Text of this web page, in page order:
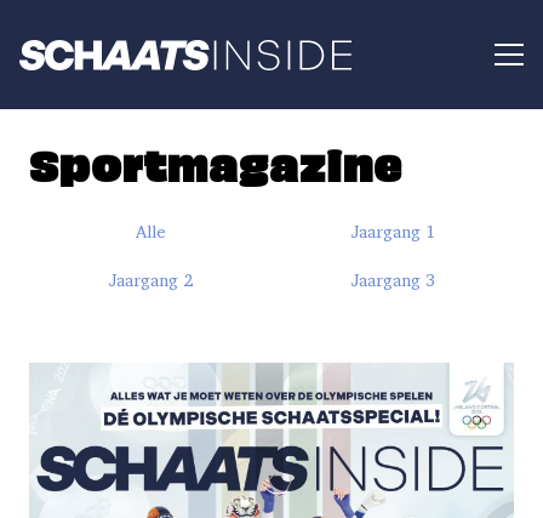
Sportmagazine
Alle Jaargang 1
Jaargang 2 Jaargang 3